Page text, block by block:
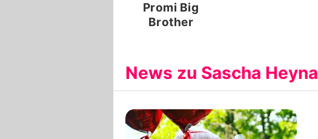
Promi Big
Brother
News zu Sascha Heyna